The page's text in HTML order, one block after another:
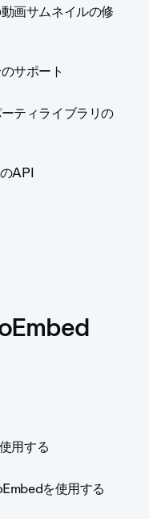
画サムネイルの修
サポート
ティライブラリの
API
用する
を使用する